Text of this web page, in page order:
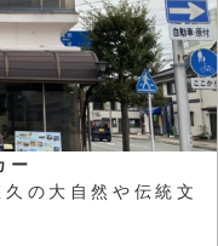
ー
の大自然や伝統文